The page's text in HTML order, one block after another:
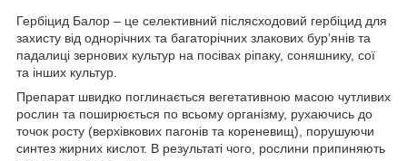
Гербіцид Балор – це селективний післясходовий гербіцид для
захисту від однорічних та багаторічних злакових бурʼянів та
падалиці зернових культур на посівах ріпаку, соняшнику, сої
та інших культур.
Препарат швидко поглинається вегетативною масою чутливих
рослин та поширюється по всьому організму, рухаючись до
точок росту (верхівкових пагонів та кореневищ), порушуючи
синтез жирних кислот. В результаті чого, рослини припиняють